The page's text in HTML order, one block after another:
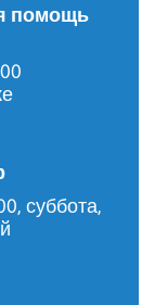
помощь
суббота,